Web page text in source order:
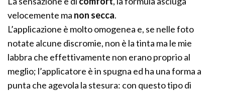
velocemente ma non secca.
L’applicazione è molto omogenea e, se nelle foto
notate alcune discromie, non è la tinta ma le mie
labbra che effettivamente non erano proprio al
meglio; l’applicatore è in spugna ed ha una forma a
punta che agevola la stesura: con questo tipo di